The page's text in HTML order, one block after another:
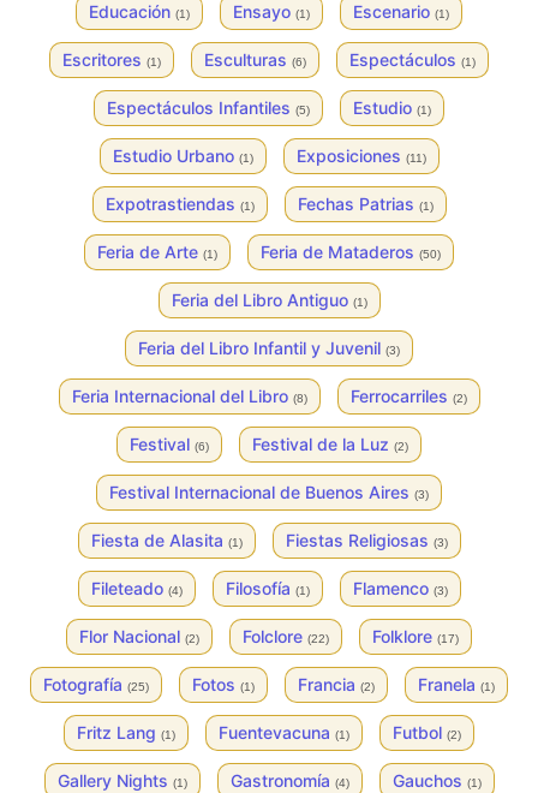
Educación (1) Ensayo (1) Escenario (1)
Escritores (1) Esculturas (6) Espectáculos (1)
Espectáculos Infantiles (5) Estudio (1)
Estudio Urbano (1) Exposiciones (11)
Expotrastiendas (1) Fechas Patrias (1)
Feria de Arte (1) Feria de Mataderos (50)
Feria del Libro Antiguo (1)
Feria del Libro Infantil y Juvenil (3)
Feria Internacional del Libro (8) Ferrocarriles (2)
Festival (6) Festival de la Luz (2)
Festival Internacional de Buenos Aires (3)
Fiesta de Alasita (1) Fiestas Religiosas (3)
Fileteado (4) Filosofía (1) Flamenco (3)
Flor Nacional (2) Folclore (22) Folklore (17)
Fotografía (25) Fotos (1) Francia (2) Franela (1)
Fritz Lang (1) Fuentevacuna (1) Futbol (2)
Gallery Nights (1) Gastronomía (4) Gauchos (1)